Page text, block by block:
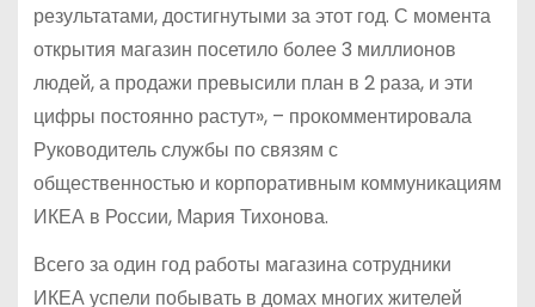
результатами, достигнутыми за этот год. С момента
открытия магазин посетило более 3 миллионов
людей, а продажи превысили план в 2 раза, и эти
цифры постоянно растут», – прокомментировала
Руководитель службы по связям с
общественностью и корпоративным коммуникациям
ИКЕА в России, Мария Тихонова.
Всего за один год работы магазина сотрудники
ИКЕА успели побывать в домах многих жителей